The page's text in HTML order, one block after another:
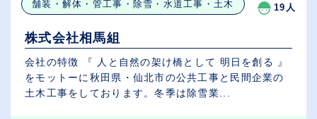
舗装・解体・管工事・除雪・水道工事・土木 19人
株式会社相馬組
会社の特徴 『 人と自然の架け橋として 明日を創る 』
をモットーに秋田県・仙北市の公共工事と民間企業の
土木工事をしております。冬季は除雪業...